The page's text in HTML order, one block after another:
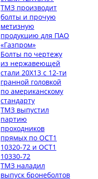
ТМЗ производит
болты и прочую
метизную
продукцию для ПАО
«Газпром»
Болты по чертежу
из нержавеющей
стали 20Х13 с 12-ти
гранной головкой
по американскому
стандарту
ТМЗ выпустил
партию
проходников
прямых по ОСТ1
10320-72 и ОСТ1
10330-72
ТМЗ наладил
выпуск бронеболтов